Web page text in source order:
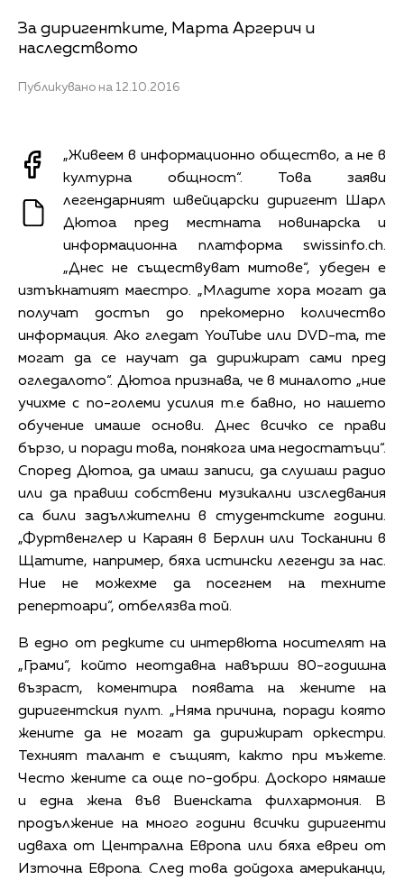
За диригентките, Марта Аргерич и
наследството
Публикувано на 12.10.2016
„Живеем в информационно общество, а не в
културна общност“. Това заяви
легендарният швейцарски диригент Шарл
Дютоа пред местната новинарска и
информационна платформа swissinfo.ch.
„Днес не съществуват митове“, убеден е
изтъкнатият маестро. „Младите хора могат да
получат достъп до прекомерно количество
информация. Ако гледат YouTube или DVD-та, те
могат да се научат да дирижират сами пред
огледалото“. Дютоа признава, че в миналото „ние
учихме с по-големи усилия т.е бавно, но нашето
обучение имаше основи. Днес всичко се прави
бързо, и поради това, понякога има недостатъци“.
Според Дютоа, да имаш записи, да слушаш радио
или да правиш собствени музикални изследвания
са били задължителни в студентските години.
„Фуртвенглер и Караян в Берлин или Тосканини в
Щатите, например, бяха истински легенди за нас.
Ние не можехме да посегнем на техните
репертоари“, отбелязва той.
В едно от редките си интервюта носителят на
„Грами“, който неотдавна навърши 80-годишна
възраст, коментира появата на жените на
диригентския пулт. „Няма причина, поради която
жените да не могат да дирижират оркестри.
Техният талант е същият, както при мъжете.
Често жените са още по-добри. Доскоро нямаше
и една жена във Виенската филхармония. В
продължение на много години всички диригенти
идваха от Централна Европа или бяха евреи от
Източна Европа. След това дойдоха американци,